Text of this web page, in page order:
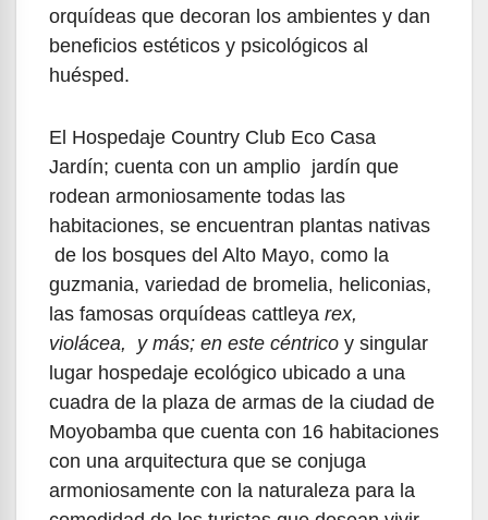
orquídeas que decoran los ambientes y dan
beneficios estéticos y psicológicos al
huésped.
El Hospedaje Country Club Eco Casa
Jardín; cuenta con un amplio jardín que
rodean armoniosamente todas las
habitaciones, se encuentran plantas nativas
de los bosques del Alto Mayo, como la
guzmania, variedad de bromelia, heliconias,
las famosas orquídeas cattleya rex,
violácea, y más; en este céntrico y singular
lugar hospedaje ecológico ubicado a una
cuadra de la plaza de armas de la ciudad de
Moyobamba que cuenta con 16 habitaciones
con una arquitectura que se conjuga
armoniosamente con la naturaleza para la